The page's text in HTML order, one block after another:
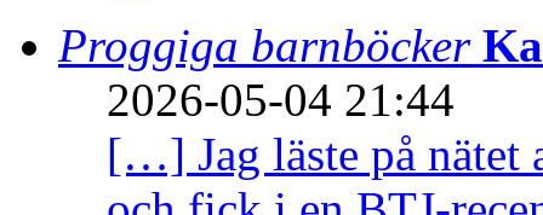
Proggiga barnböcker
2026-05-04 21:44
[…] Jag läste på nätet